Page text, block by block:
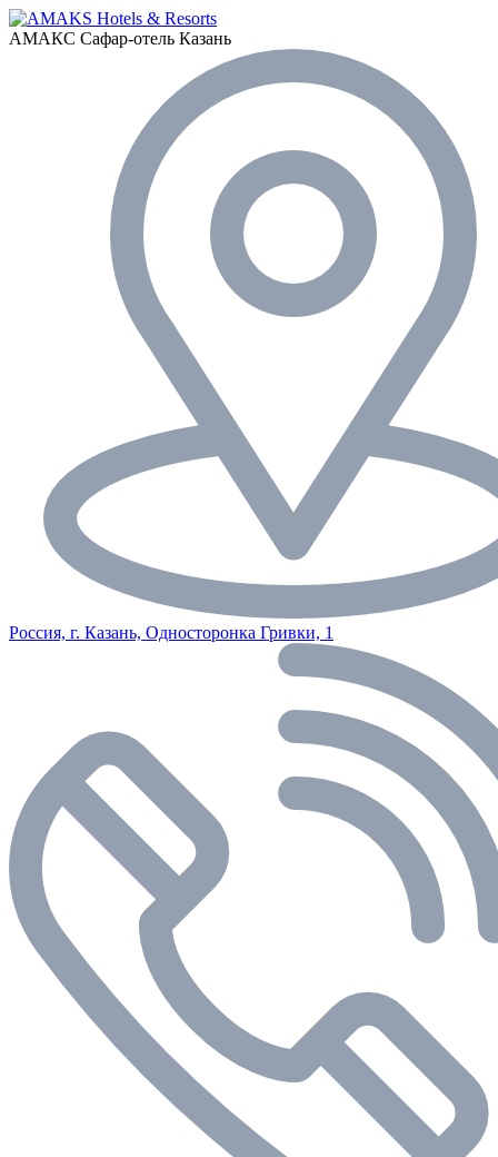
АМАКС Сафар-отель Казань
Россия, г. Казань, Односторонка Гривки, 1